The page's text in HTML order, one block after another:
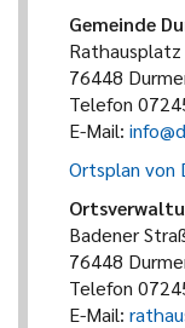
Gemeinde
Rathausplatz
76448
Telefon
E-Mail:
Ortsplan von
Badener
76448
Telefon
E-Mail: